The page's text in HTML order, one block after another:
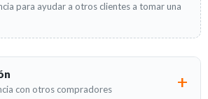
para ayudar a otros clientes a tomar una
con otros compradores